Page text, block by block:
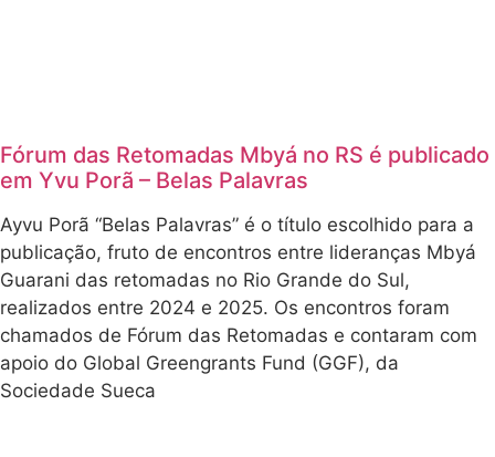
Fórum das Retomadas Mbyá no RS é publicado
em Yvu Porã – Belas Palavras
Ayvu Porã “Belas Palavras” é o título escolhido para a
publicação, fruto de encontros entre lideranças Mbyá
Guarani das retomadas no Rio Grande do Sul,
realizados entre 2024 e 2025. Os encontros foram
chamados de Fórum das Retomadas e contaram com
apoio do Global Greengrants Fund (GGF), da
Sociedade Sueca